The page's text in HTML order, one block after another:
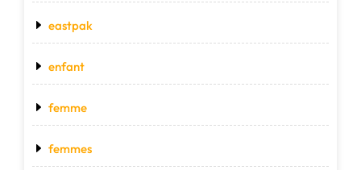
eastpak
enfant
femme
femmes